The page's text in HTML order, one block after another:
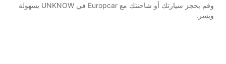
وقم بحجز سيارتك أو شاحنتك مع Europcar في UNKNOW بسهولة
ويسر.